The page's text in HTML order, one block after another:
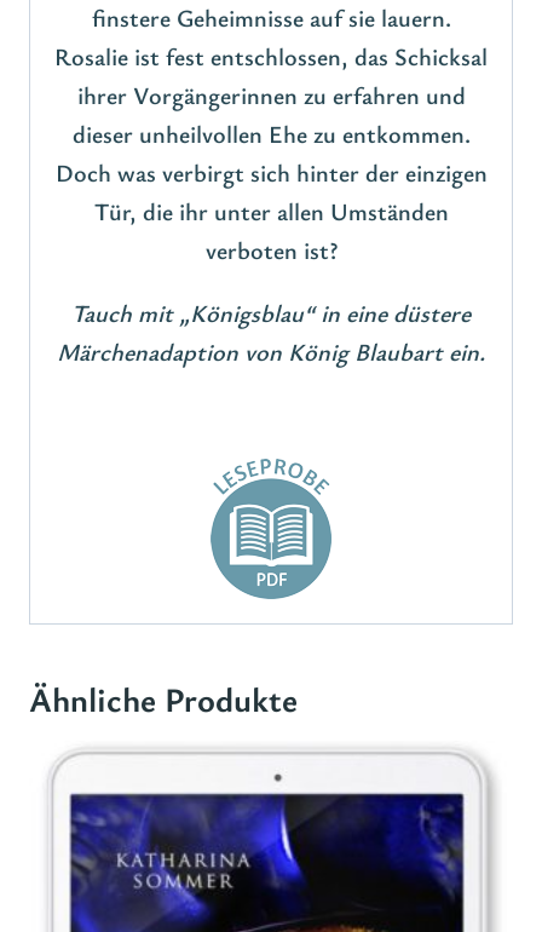
finstere Geheimnisse auf sie lauern.
Rosalie ist fest entschlossen, das Schicksal
ihrer Vorgängerinnen zu erfahren und
dieser unheilvollen Ehe zu entkommen.
Doch was verbirgt sich hinter der einzigen
Tür, die ihr unter allen Umständen
verboten ist?
Tauch mit „Königsblau“ in eine düstere
Märchenadaption von König Blaubart ein.
Ähnliche Produkte